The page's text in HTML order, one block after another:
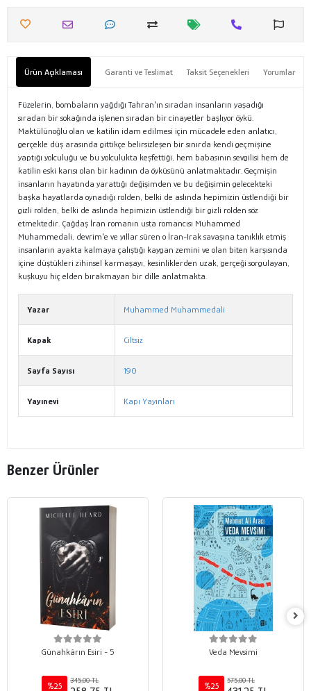
Ürün Açıklaması Garanti ve Teslimat Taksit Seçenekleri Yorumlar
Füzelerin, bombaların yağdığı Tahran'ın sıradan insanların yaşadığı
sıradan bir sokağında işlenen sıradan bir cinayetler başlıyor öykü.
Maktülünoğlu olan ve katilin idam edilmesi için mücadele eden anlatıcı,
gerçekle düş arasında gittikçe belirsizleşen bir sınırda kendi geçmişine
yaptığı yolculuğu ve bu yolculukta keşfettiği, hem babasının sevgilisi hem de
katilin eski karısı olan bir kadının da öyküsünü anlatmaktadır. Geçmişin
insanların hayatında yarattığı değişimden ve bu değişimin gelecekteki
başka hayatlarda oynadığı rolden, belki de aslında hepimizin üstlendiği bir
gizli rolden, belki de aslında hepimizin üstlendiği bir gizli rolden söz
etmektedir. Çağdaş İran romanın usta romancısı Muhammed
Muhammedali, devrim'e ve yıllar süren o İran-Irak savaşına tanıklık etmiş
insanların ayakta kalmaya çalıştığı kaygan zemini ve olan biten karşısında
içine düştükleri zihinsel karmaşayı, kesinliklerden uzak, gerçeği sorgulayan,
kuşkuyu hiç elden bırakmayan bir dille anlatmakta.
Yazar Muhammed Muhammedali
Kapak Ciltsiz
Sayfa Sayısı 190
Yayınevi Kapı Yayınları
Benzer Ürünler
Günahkârın Esiri - 5
%25
345,00 TL
Veda Mevsimi
%25
575,00 TL